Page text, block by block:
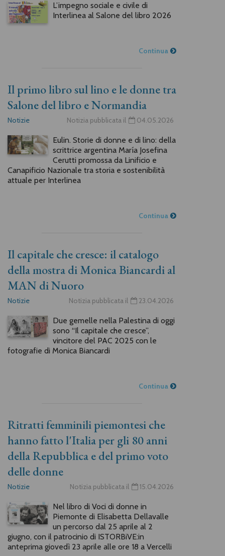
L’impegno sociale e civile di
Interlinea al Salone del libro 2026
Continua
Il primo libro sul lino e le donne tra
Salone del libro e Normandia
Notizie Notizia pubblicata il 04.05.2026
Eulin. Storie di donne e di lino: della
scrittrice argentina María Josefina
Cerutti promossa da Linificio e
Canapificio Nazionale tra storia e sostenibilità
attuale per Interlinea
Continua
Il capitale che cresce: il catalogo
della mostra di Monica Biancardi al
MAN di Nuoro
Notizie Notizia pubblicata il 23.04.2026
Due gemelle nella Palestina di oggi
sono “Il capitale che cresce”,
vincitore del PAC 2025 con le
fotografie di Monica Biancardi
Continua
Ritratti femminili piemontesi che
hanno fatto l'Italia per gli 80 anni
della Repubblica e del primo voto
delle donne
Notizie Notizia pubblicata il 15.04.2026
Nel libro di Voci di donne in
Piemonte di Elisabetta Dellavalle
un percorso dal 25 aprile al 2
giugno, con il patrocinio di ISTORBiVE:in
anteprima giovedì 23 aprile alle ore 18 a Vercelli